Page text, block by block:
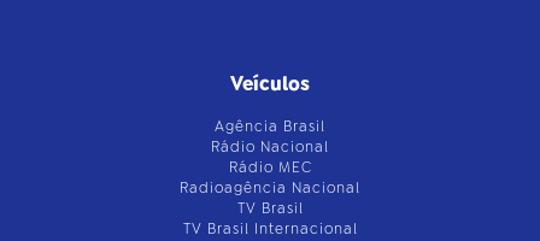
Veículos
Agência Brasil
Rádio Nacional
Rádio MEC
Radioagência Nacional
TV Brasil
TV Brasil Internacional